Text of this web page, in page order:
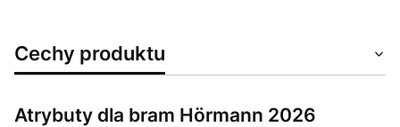
Cechy produktu
Atrybuty dla bram Hörmann 2026